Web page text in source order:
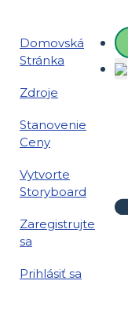
Domovská
Stránka
Zdroje
Stanovenie
Ceny
Vytvorte
Storyboard
Zaregistrujte
sa
Prihlásiť sa